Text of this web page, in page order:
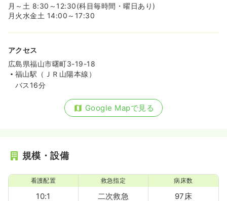
日勤のみ（常勤）
給与 21.0〜26.3
時間 8:30～17:30
4週8休以上
ブランク可
時間 8:30～17:30
ブランク可
詳細を見る
月～土 8:30～12:30(科目毎時間・曜日あり)
月火水金土 14:00～17:30
アクセス
広島県福山市曙町3-19-18
福山駅（ＪＲ山陽本線）
バス16分
Google Mapで見る
規模・設備
看護配置
10:1
救急指定
二次救急
病床数
97床